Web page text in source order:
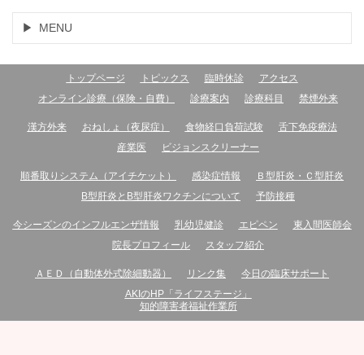
MENU
トップページ トピックス 臨時休診
アクセス
オンライン診療（保険・自費）
診療案内 診療科目 禁煙外来
漢方外来 おねしょ（夜尿症） 食物経口負荷試験
舌下免疫療法
産業医
ビジョンスクリーナー
順番取りシステム（アイチケット） 感染症情報
Ｂ型肝炎・Ｃ型肝炎
B型肝炎とB型肝炎ワクチンについて
予防接種
今シーズンのインフルエンザ情報 乳幼児健診 エピペン
東入間医師会
院長プロフィール
スタッフ紹介
ＡＥＤ（自動体外式除細動器） リンク集
今日の臨床サポート
AKIのHP「ライフステージ」
知的障害者福祉作業所